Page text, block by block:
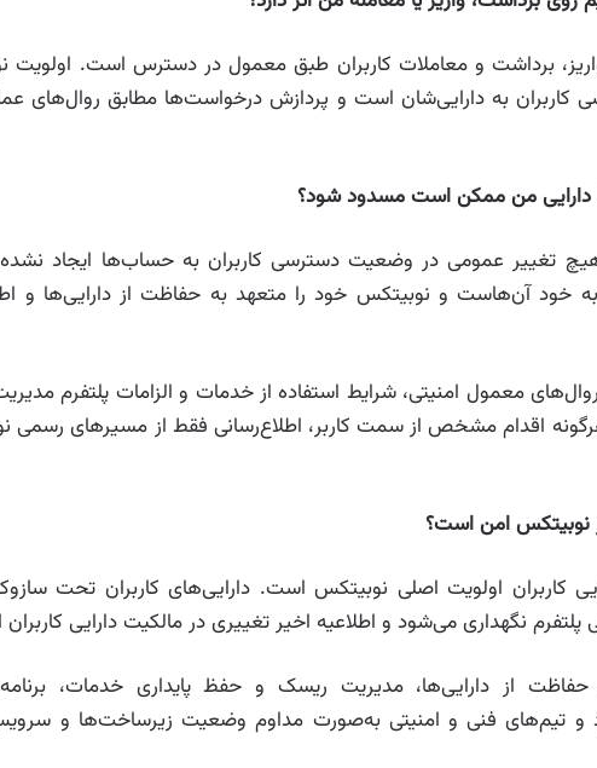
برداشت و معاملات کاربران طبق معمول در دسترس است.
کاربران به دارایی‌شان است و پردازش درخواست‌ها مطابق روال‌های
دارایی من ممکن است مسدود شود؟
تغییر عمومی در وضعیت دسترسی کاربران به حساب‌ها ایجاد
به خود آن‌هاست و نوبیتکس خود را متعهد به حفاظت از دارایی‌ها و
معمول امنیتی، شرایط استفاده از خدمات و الزامات پلتفرم
اقدام مشخص از سمت کاربر، اطلاع‌رسانی فقط از مسیرهای رسمی
نوبیتکس امن است؟
کاربران اولویت اصلی نوبیتکس است. دارایی‌های کاربران تحت
پلتفرم نگهداری می‌شود و اطلاعیه اخیر تغییری در مالکیت دارایی
حفاظت از دارایی‌ها، مدیریت ریسک و حفظ پایداری خدمات،
و تیم‌های فنی و امنیتی به‌صورت مداوم وضعیت زیرساخت‌ها و